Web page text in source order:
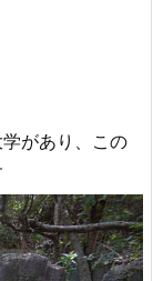
があり、この